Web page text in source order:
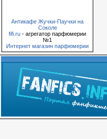
Антикафе Жучки-Паучки на
Соколе
fifi.ru - агрегатор парфюмерии
№1
Интернет магазин парфюмерии